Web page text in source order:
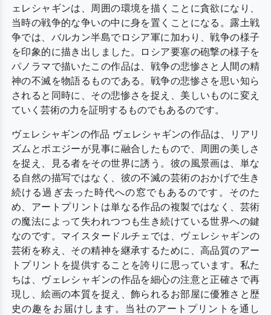
ェレシャギンは、周囲の環境を描くことに貪欲になり、
当時の戦争的な争いの中に身を置くことになる。露土戦
争では、バルカン半島でロシア軍に加わり、戦争の様子
を印象的に描き出しました。ロシア要塞の砲撃の様子を
パノラマで描いたこの作品は、戦争の悲惨さと人間の精
神の不滅を物語るものである。戦争の悲惨さを思い知ら
されると同時に、その悲惨さを捉え、美しいものに変え
ていく芸術の力を証明するものでもあるのです。
ヴェレシャギンの作品 ヴェレシャギンの作品は、リアリ
ズムとポエジーが見事に融合したもので、周囲の美しさ
を捉え、見る者をその世界に誘う。彼の風景画は、単な
る自然の描写ではなく、彼の不滅の芸術のおかげで生き
続ける過ぎ去った時代への窓でもあるのです。そのた
め、アートプリントは単なる作品の複製ではなく、芸術
の魔法によって失われつつも生き続けている世界への鍵
なのです。マイスタードルチェでは、ヴェレシャギンの
芸術を称え、その精神を継承するために、高品質のアー
トプリントを提供することを誇りに思っています。私た
ちは、ヴェレシャギンの作品を細心の注意と正確さで再
現し、絵画の本質を捉え、飾られるお部屋に優雅さと歴
史の趣をお届けします。当社のアートプリントを通し